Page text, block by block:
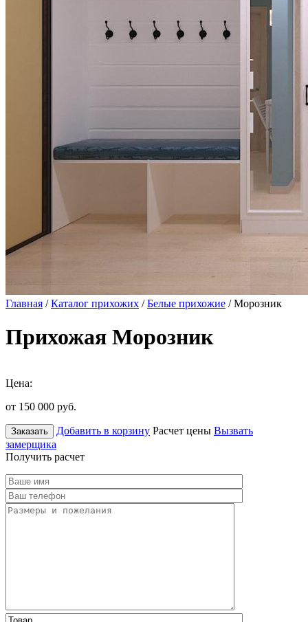
Главная /Каталог прихожих /Белые прихожие / Морозник
Прихожая Морозник
Цена:
от 150 000 руб.
Заказать Добавить в корзину Расчет цены Вызвать
замерщика
Получить расчет